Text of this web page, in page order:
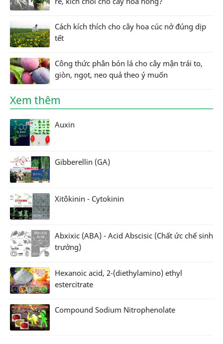
Cách kích thích cho cây hoa cúc nở đúng dịp
tết
Công thức phân bón lá cho cây mận trái to,
giòn, ngọt, neo quả theo ý muốn
Xem thêm
Auxin
Gibberellin (GA)
Xitôkinin - Cytokinin
Abxixic (ABA) - Acid Abscisic (Chất ức chế sinh
trưởng)
Hexanoic acid, 2-(diethylamino) ethyl
estercitrate
Compound Sodium Nitrophenolate